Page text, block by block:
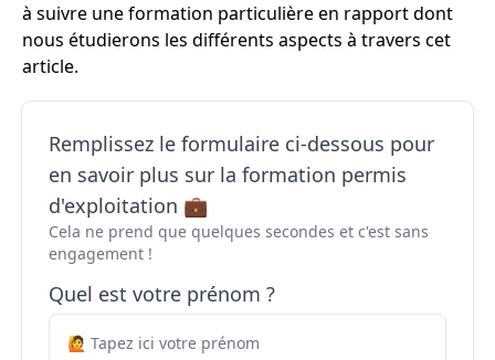
à suivre une formation particulière en rapport dont
nous étudierons les différents aspects à travers cet
article.
Remplissez le formulaire ci-dessous pour
en savoir plus sur la formation permis
d'exploitation 💼
Cela ne prend que quelques secondes et c'est sans
engagement !
Quel est votre prénom ?